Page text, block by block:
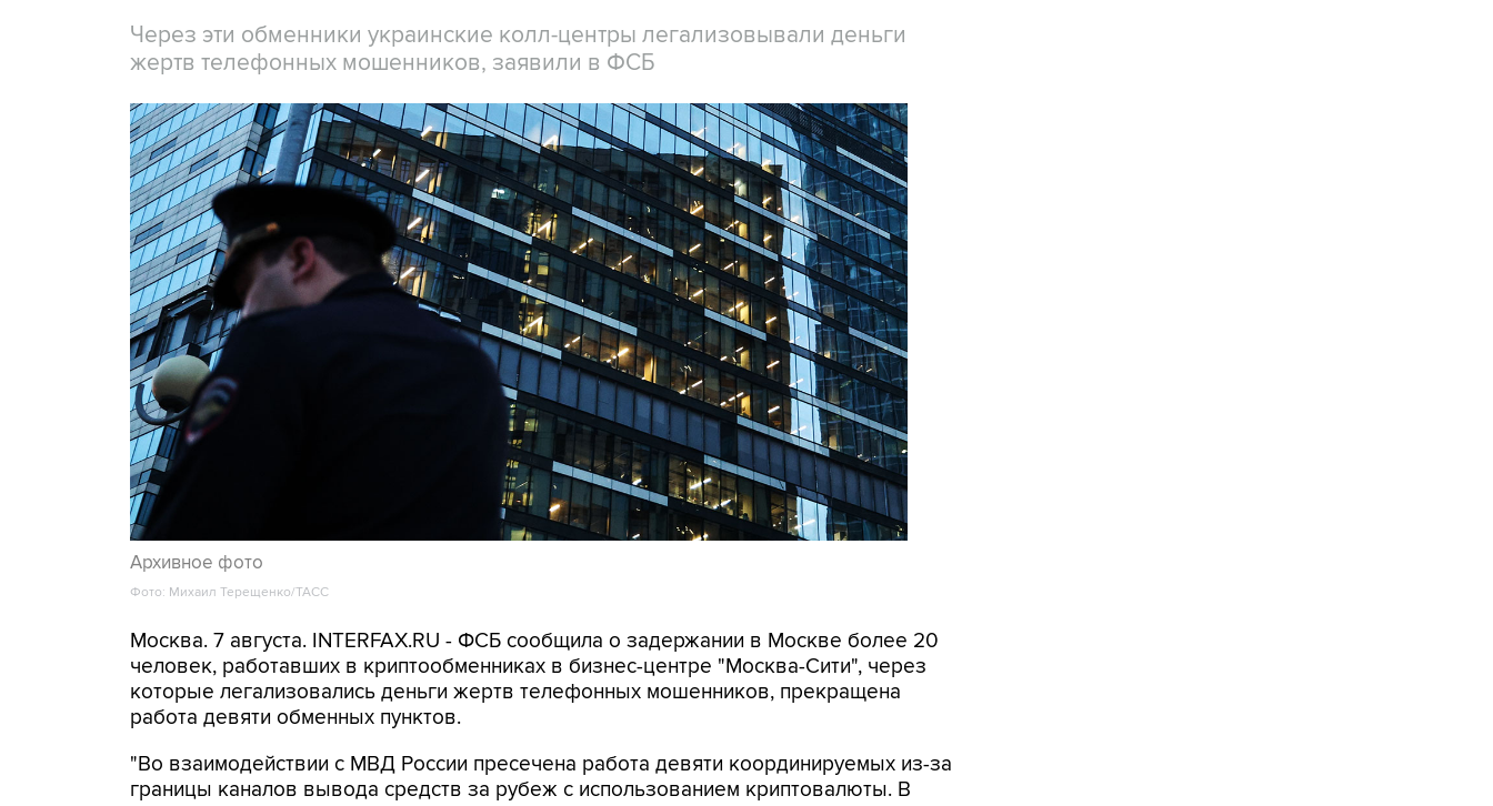
Через эти обменники украинские колл-центры легализовывали деньги
жертв телефонных мошенников, заявили в ФСБ
Архивное фото
Фото: Михаил Терещенко/ТАСС
Москва. 7 августа. INTERFAX.RU - ФСБ сообщила о задержании в Москве более 20
человек, работавших в криптообменниках в бизнес-центре "Москва-Сити", через
которые легализовались деньги жертв телефонных мошенников, прекращена
работа девяти обменных пунктов.
"Во взаимодействии с МВД России пресечена работа девяти координируемых из-за
границы каналов вывода средств за рубеж с использованием криптовалюты. В